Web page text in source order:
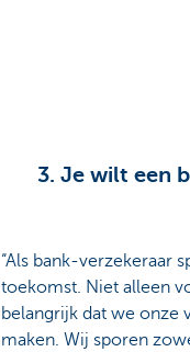
3. Je wilt een
“Als bank-verzekeraar
toekomst. Niet alleen
belangrijk dat we onze
maken. Wij sporen